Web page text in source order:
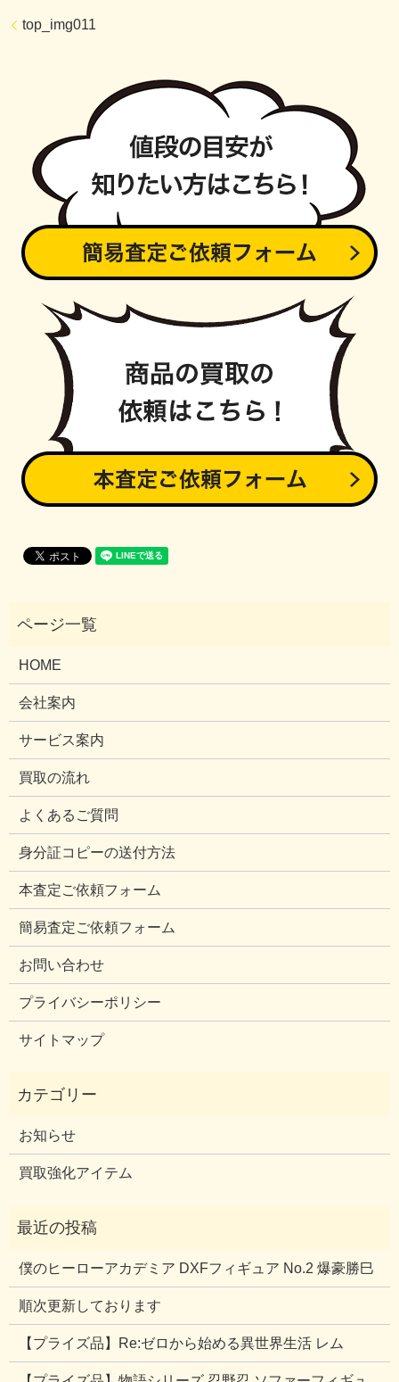
top_img011
HOME
会社案内
サービス案内
買取の流れ
よくあるご質問
身分証コピーの送付方法
本査定ご依頼フォーム
簡易査定ご依頼フォーム
お問い合わせ
プライバシーポリシー
サイトマップ
お知らせ
買取強化アイテム
僕のヒーローアカデミア DXFフィギュア No.2 爆豪勝巳
順次更新しております
【プライズ品】Re:ゼロから始める異世界生活 レム